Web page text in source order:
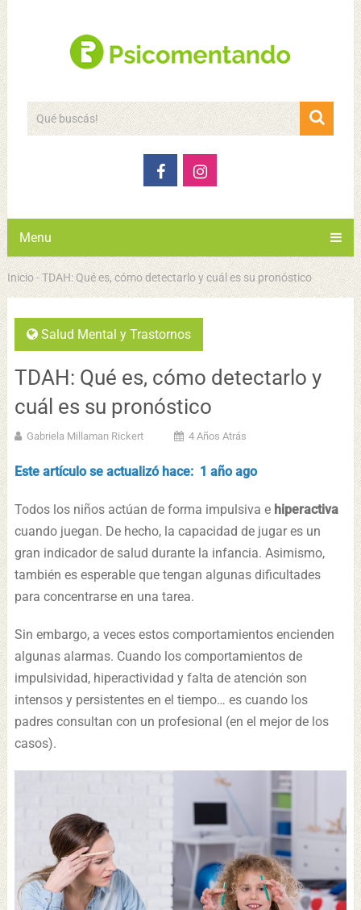
Menu
Inicio-TDAH: Qué es, cómo detectarlo y cuál es su pronóstico
Salud Mental y Trastornos
TDAH: Qué es, cómo detectarlo y
cuál es su pronóstico
Gabriela Millaman Rickert 4 Años Atrás
Este artículo se actualizó hace: 1 año ago
Todos los niños actúan de forma impulsiva e hiperactiva
cuando juegan. De hecho, la capacidad de jugar es un
gran indicador de salud durante la infancia. Asimismo,
también es esperable que tengan algunas dificultades
para concentrarse en una tarea.
Sin embargo, a veces estos comportamientos encienden
algunas alarmas. Cuando los comportamientos de
impulsividad, hiperactividad y falta de atención son
intensos y persistentes en el tiempo… es cuando los
padres consultan con un profesional (en el mejor de los
casos).